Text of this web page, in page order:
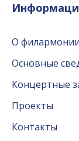
О филармонии
Основные
Концертные
Проекты
Контакты